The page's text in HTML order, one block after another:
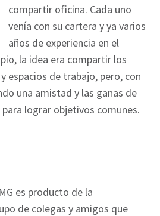
compartir oficina. Cada uno
venía con su cartera y ya varios
años de experiencia en el
la idea era compartir los
espacios de trabajo, pero, con
una amistad y las ganas de
lograr objetivos comunes.
es producto de la
de colegas y amigos que